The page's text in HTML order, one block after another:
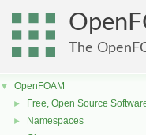
The
▼ OpenFOAM
► Free, Open Source
► Namespaces